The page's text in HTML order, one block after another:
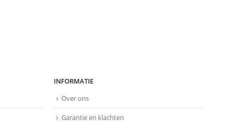
INFORMATIE
Over ons
Garantie en klachten